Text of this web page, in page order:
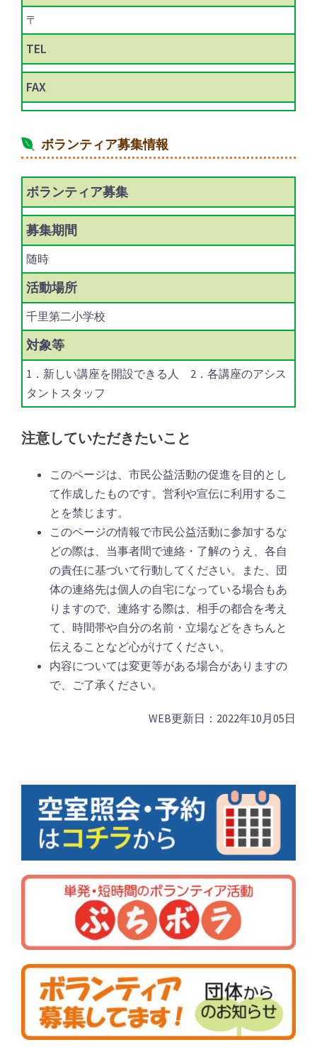
〒
TEL
FAX
ボランティア募集情報
ボランティア募集
募集期間
随時
活動場所
千里第二小学校
対象等
1．新しい講座を開設できる人 2．各講座のアシス
タントスタッフ
注意していただきたいこと
このページは、市民公益活動の促進を目的とし
て作成したものです。営利や宣伝に利用するこ
とを禁じます。
このページの情報で市民公益活動に参加するな
どの際は、当事者間で連絡・了解のうえ、各自
の責任に基づいて行動してください。また、団
体の連絡先は個人の自宅になっている場合もあ
りますので、連絡する際は、相手の都合を考え
て、時間帯や自分の名前・立場などをきちんと
伝えることなど心がけてください。
内容については変更等がある場合がありますの
で、ご了承ください。
WEB更新日：2022年10月05日